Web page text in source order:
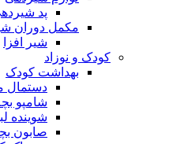
پد
مکمل دوران
شیر افزا
کودک و نوزاد
بهداشت کودک
دستمال
شامپو
شوینده
صابون